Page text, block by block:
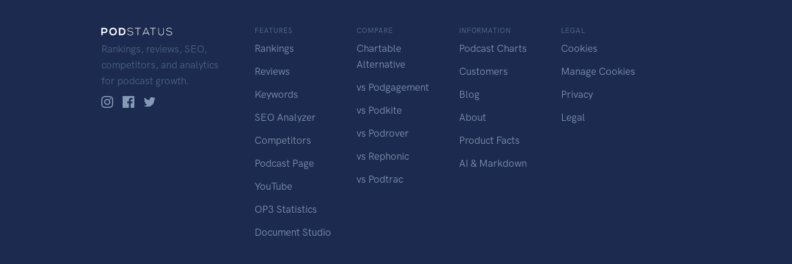
Rankings, reviews, SEO,
competitors, and analytics
for podcast growth.
FEATURES
Rankings
Reviews
Keywords
SEO Analyzer
Competitors
Podcast Page
YouTube
OP3 Statistics
Document Studio
COMPARE
Chartable
Alternative
vs Podgagement
vs Podkite
vs Podrover
vs Rephonic
vs Podtrac
INFORMATION
Podcast Charts
Customers
Blog
About
Product Facts
AI & Markdown
LEGAL
Cookies
Manage Cookies
Privacy
Legal